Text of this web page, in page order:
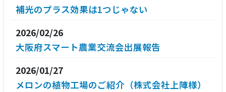
補光のプラス効果は1つじゃない
2026/02/26
大阪府スマート農業交流会出展報告
2026/01/27
メロンの植物工場のご紹介（株式会社上陣様）